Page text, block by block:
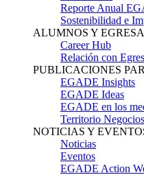
Reporte Anual
Sostenibilidad e
ALUMNOS Y
Career Hub
Relación con
PUBLICACIONES
EGADE Insights
EGADE Ideas
EGADE en los
Territorio
NOTICIAS Y
Noticias
Eventos
EGADE Action